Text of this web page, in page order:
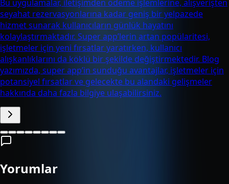
Bu uygulamalar, iletişimden ödeme işlemlerine, alışverişten
seyahat rezervasyonlarına kadar geniş bir yelpazede
hizmet sunarak kullanıcıların günlük hayatını
kolaylaştırmaktadır. Super app’lerin artan popülaritesi,
işletmeler için yeni fırsatlar yaratırken, kullanıcı
alışkanlıklarını da köklü bir şekilde değiştirmektedir. Blog
yazımızda, super app’in sunduğu avantajlar, işletmeler için
potansiyel fırsatlar ve gelecekte bu alandaki gelişmeler
hakkında daha fazla bilgiye ulaşabilirsiniz.
Yorumlar